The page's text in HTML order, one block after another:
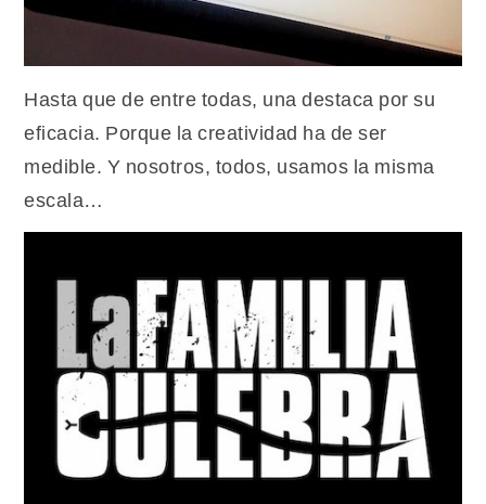
Hasta que de entre todas, una destaca por su
eficacia. Porque la creatividad ha de ser
medible. Y nosotros, todos, usamos la misma
escala…